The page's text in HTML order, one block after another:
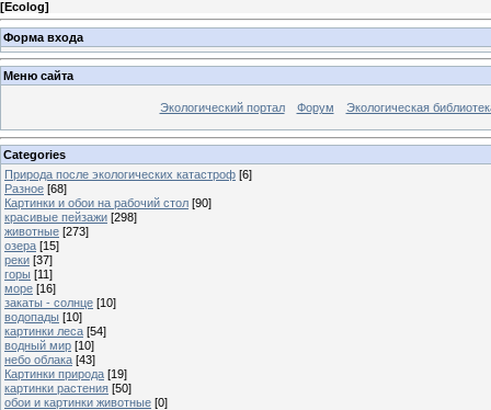
[Ecolog]
Форма входа
Меню сайта
Экологический портал Форум Экологическая
Categories
Природа после экологических катастроф [6]
Разное [68]
Картинки и обои на рабочий стол [90]
красивые пейзажи [298]
животные [273]
озера [15]
реки [37]
горы [11]
море [16]
закаты - солнце [10]
водопады [10]
картинки леса [54]
водный мир [10]
небо облака [43]
Картинки природа [19]
картинки растения [50]
обои и картинки животные [0]